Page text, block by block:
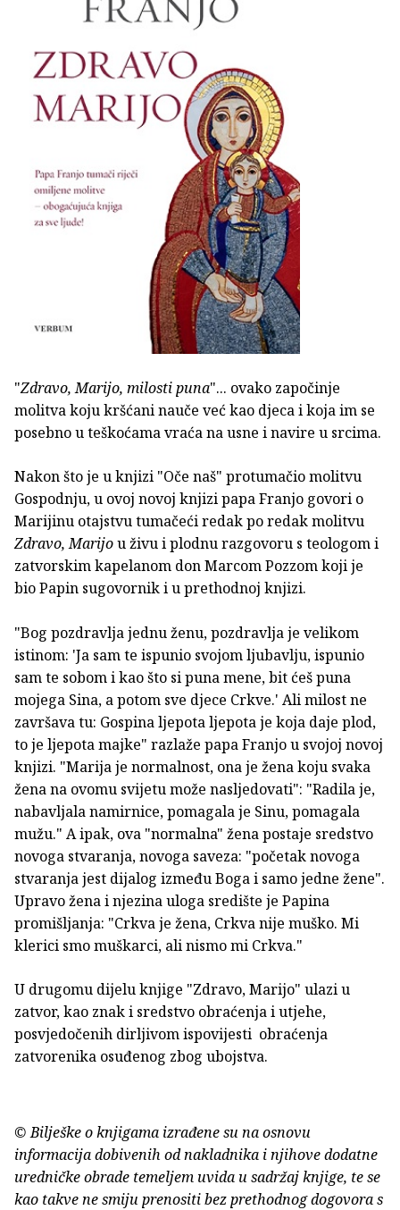
"Zdravo, Marijo, milosti puna"... ovako započinje
molitva koju kršćani nauče već kao djeca i koja im se
posebno u teškoćama vraća na usne i navire u srcima.
Nakon što je u knjizi "Oče naš" protumačio molitvu
Gospodnju, u ovoj novoj knjizi papa Franjo govori o
Marijinu otajstvu tumačeći redak po redak molitvu
Zdravo, Marijou živu i plodnu razgovoru s teologom i
zatvorskim kapelanom don Marcom Pozzom koji je
bio Papin sugovornik i u prethodnoj knjizi.
"Bog pozdravlja jednu ženu, pozdravlja je velikom
istinom: 'Ja sam te ispunio svojom ljubavlju, ispunio
sam te sobom i kao što si puna mene, bit ćeš puna
mojega Sina, a potom sve djece Crkve.' Ali milost ne
završava tu: Gospina ljepota ljepota je koja daje plod,
to je ljepota majke" razlaže papa Franjo u svojoj novoj
knjizi. "Marija je normalnost, ona je žena koju svaka
žena na ovomu svijetu može nasljedovati": "Radila je,
nabavljala namirnice, pomagala je Sinu, pomagala
mužu." A ipak, ova "normalna" žena postaje sredstvo
novoga stvaranja, novoga saveza: "početak novoga
stvaranja jest dijalog između Boga i samo jedne žene".
Upravo žena i njezina uloga središte je Papina
promišljanja: "Crkva je žena, Crkva nije muško. Mi
klerici smo muškarci, ali nismo mi Crkva."
U drugomu dijelu knjige "Zdravo, Marijo" ulazi u
zatvor, kao znak i sredstvo obraćenja i utjehe,
posvjedočenih dirljivom ispovijesti obraćenja
zatvorenika osuđenog zbog ubojstva.
© Bilješke o knjigama izrađene su na osnovu
informacija dobivenih od nakladnika i njihove dodatne
uredničke obrade temeljem uvida u sadržaj knjige, te se
kao takve ne smiju prenositi bez prethodnog dogovora s